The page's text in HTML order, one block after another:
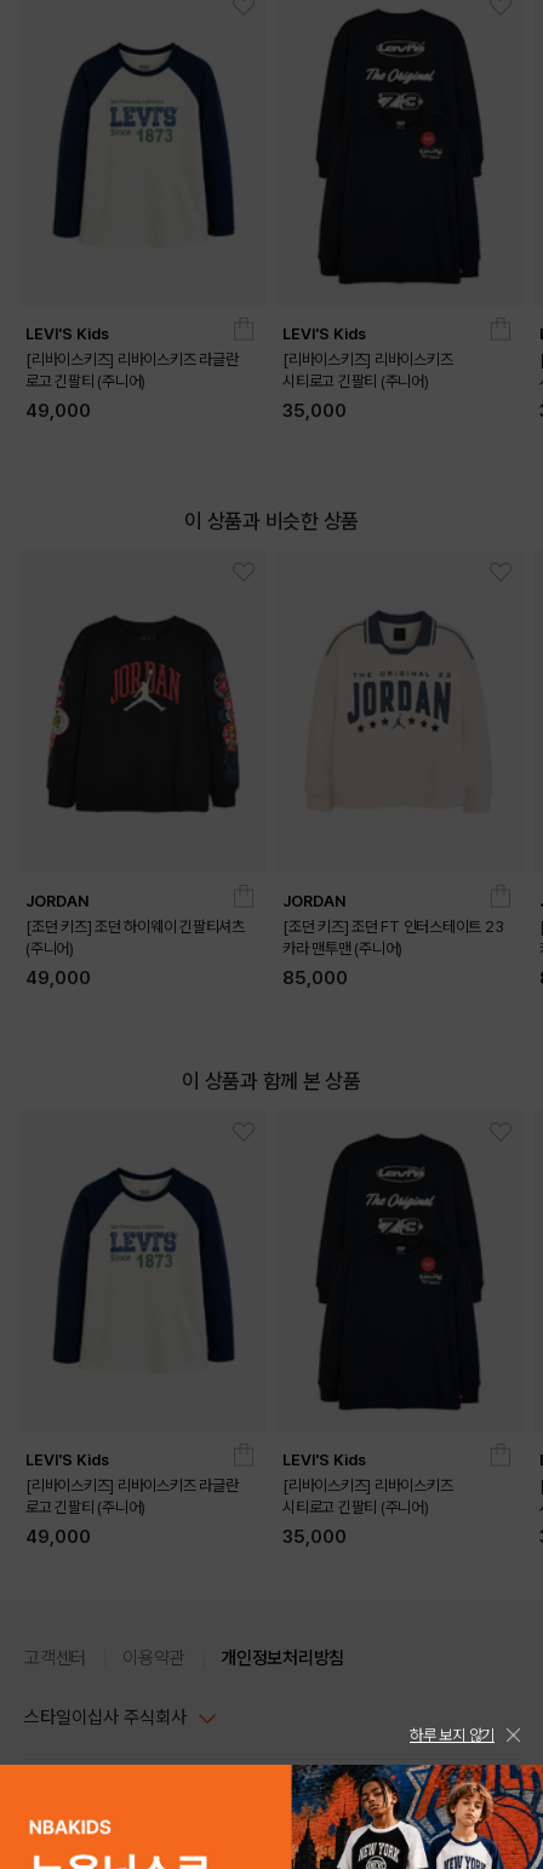
LEVI'S Kids
[리바이스키즈] 리바이스키즈 라글란
로고 긴팔티 (주니어)
49,000
LEVI'S Kids
[리바이스키즈] 리바이스키즈
시티로고 긴팔티 (주니어)
35,000
이 상품과 비슷한 상품
JORDAN
[조던 키즈] 조던 하이웨이 긴팔티셔츠
(주니어)
49,000
JORDAN
[조던 키즈] 조던 FT 인터스테이트 23
카라 맨투맨 (주니어)
85,000
이 상품과 함께 본 상품
LEVI'S Kids
[리바이스키즈] 리바이스키즈 라글란
로고 긴팔티 (주니어)
49,000
LEVI'S Kids
[리바이스키즈] 리바이스키즈
시티로고 긴팔티 (주니어)
35,000
고객센터 이용약관 개인정보처리방침
스타일이십사 주식회사
주소 : 서울시 강남구 논현로 633, 6층 (논현동, 한세엠케이빌딩)
사업자등록번호 : 116-81-32499
스타일24 고객센터 1544-5336
평일 09:00~ 18:00 (토/일/공휴일 휴무)
하루 보지 않기